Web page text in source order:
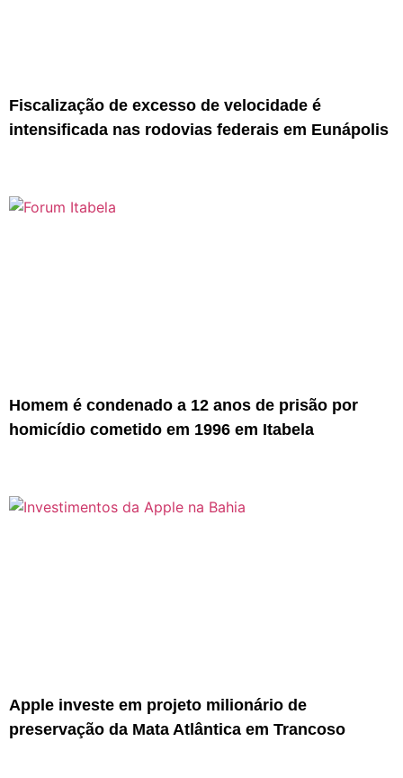
Fiscalização de excesso de velocidade é
intensificada nas rodovias federais em Eunápolis
Homem é condenado a 12 anos de prisão por
homicídio cometido em 1996 em Itabela
Apple investe em projeto milionário de
preservação da Mata Atlântica em Trancoso